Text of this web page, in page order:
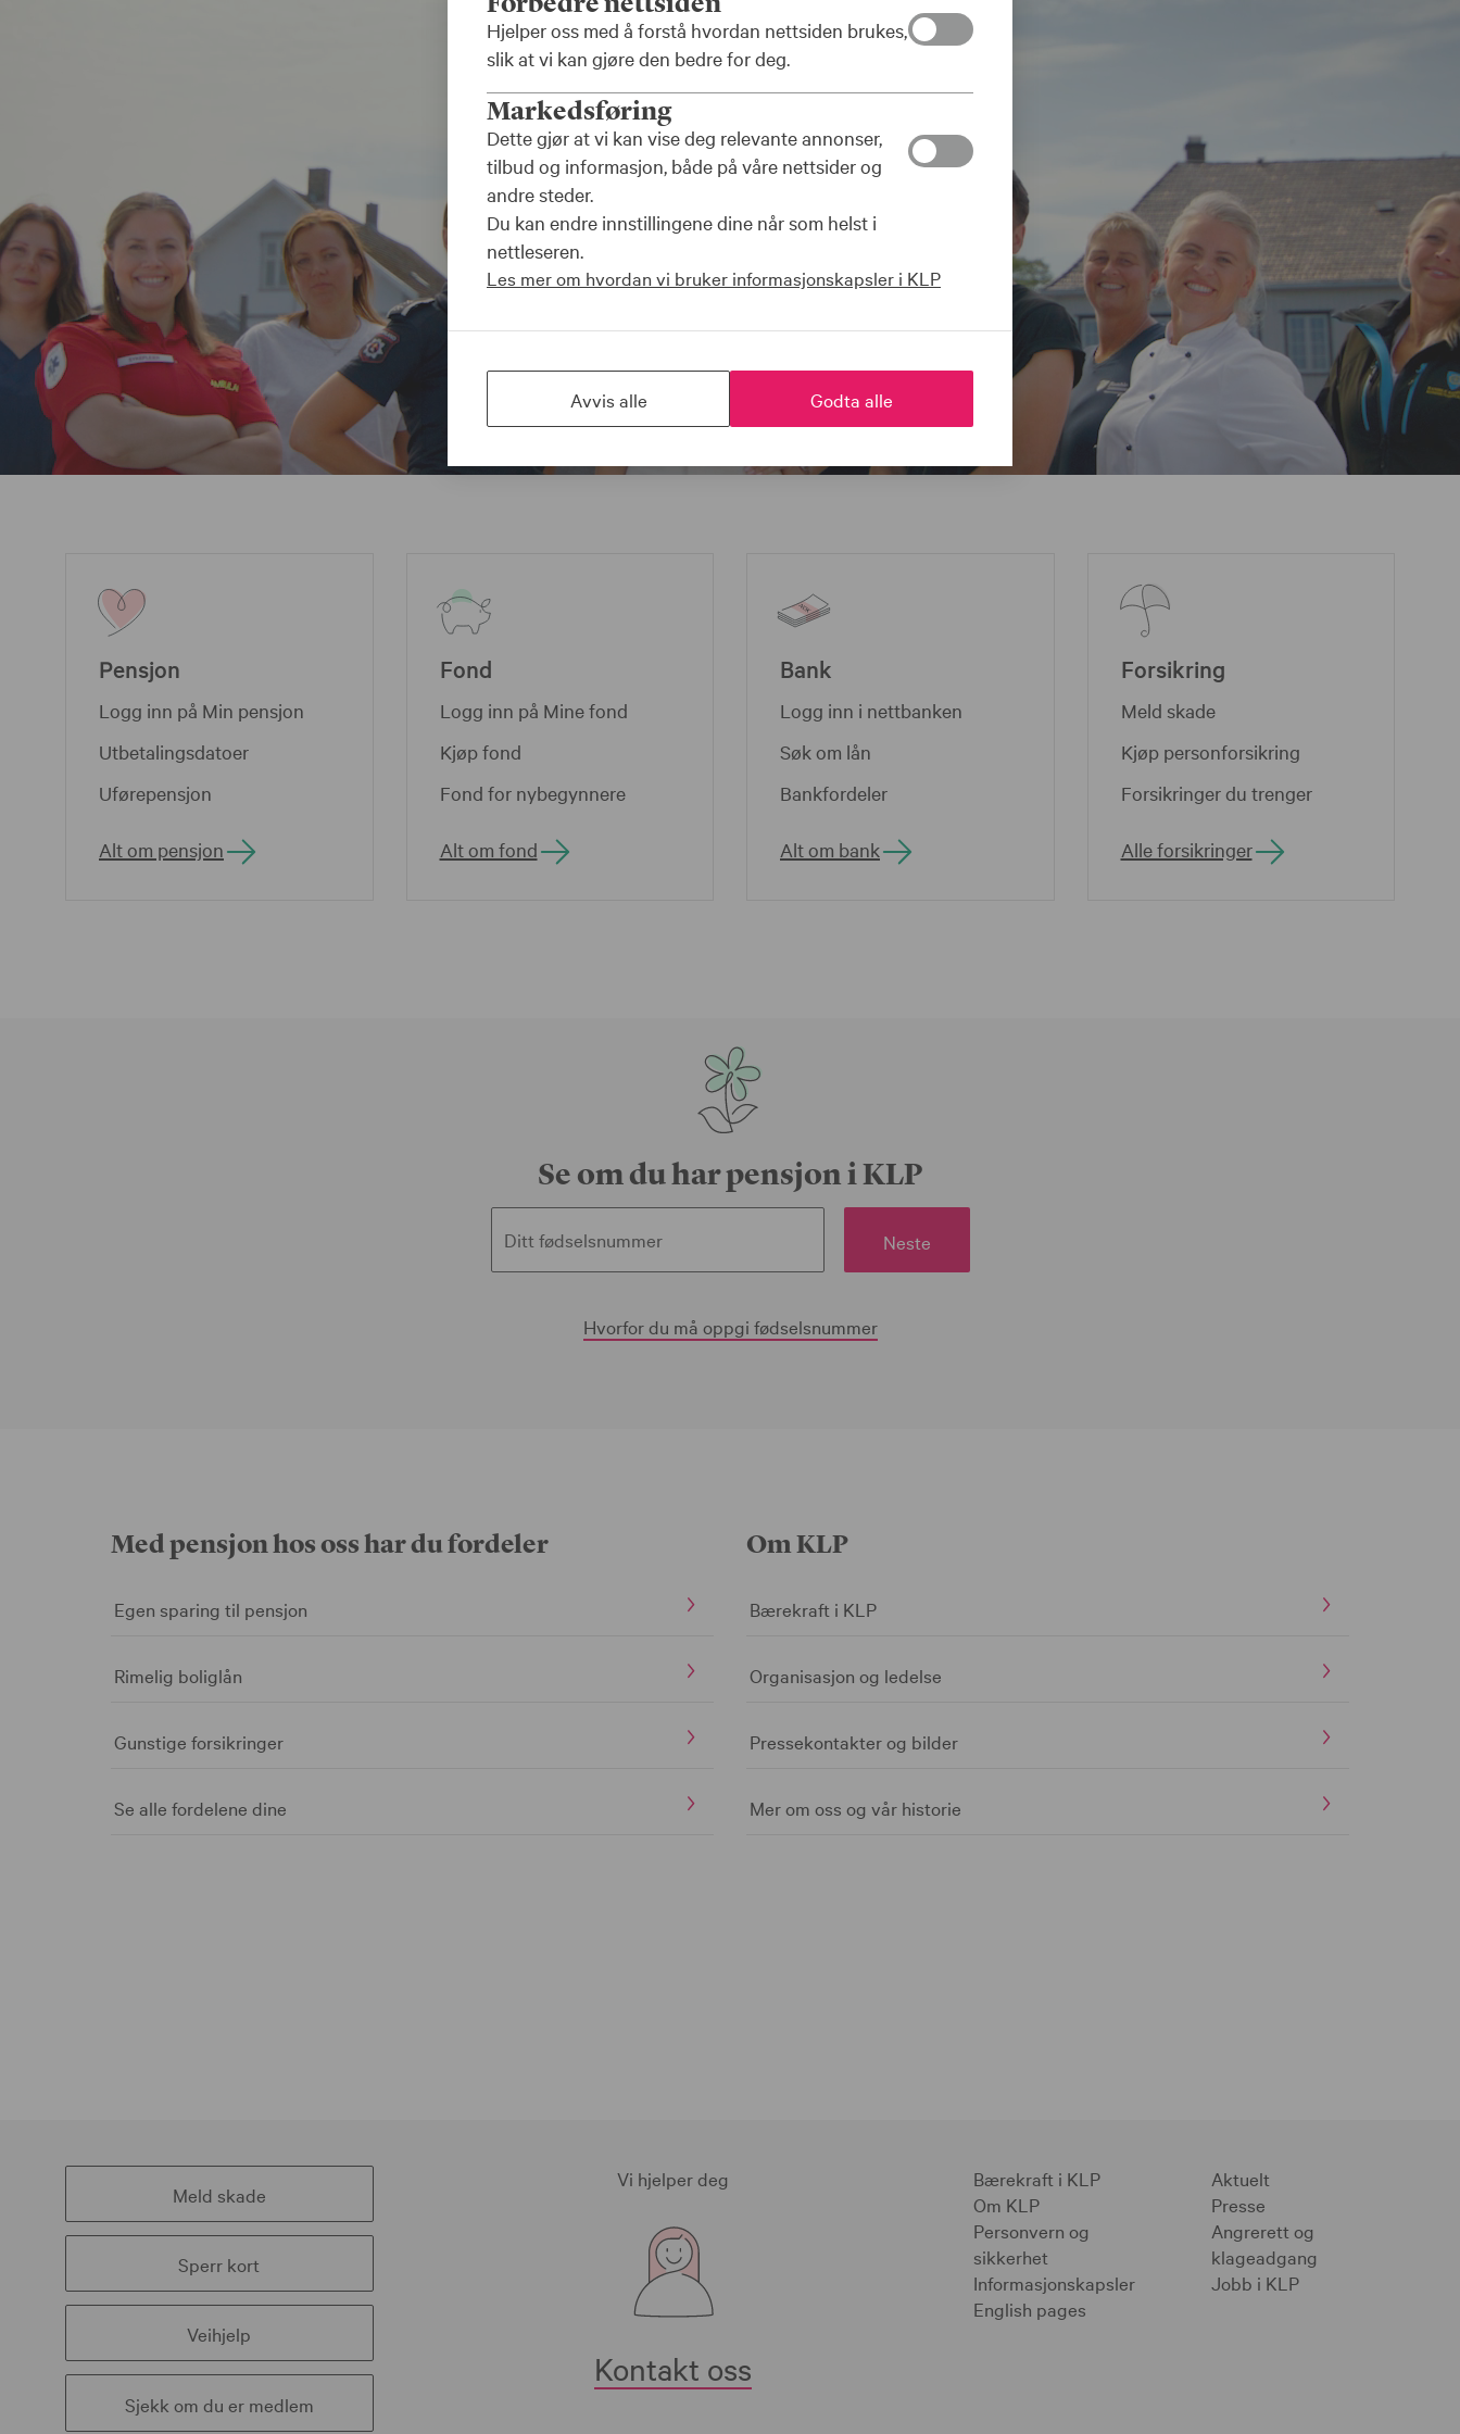
Pensjon
Logg inn på Min pensjon
Utbetalingsdatoer
Uførepensjon
Alt om pensjon
Fond
Logg inn på Mine fond
Kjøp fond
Fond for nybegynnere
Alt om fond
Bank
Logg inn i nettbanken
Søk om lån
Bankfordeler
Alt om bank
Forsikring
Meld skade
Kjøp personforsikring
Forsikringer du trenger
Alle forsikringer
Se om du har pensjon i KLP
Ditt fødselsnummer Neste
Hvorfor du må oppgi fødselsnummer
Med pensjon hos oss har du fordeler
Egen sparing til pensjon
Rimelig boliglån
Gunstige forsikringer
Se alle fordelene dine
Om KLP
Bærekraft i KLP
Organisasjon og ledelse
Pressekontakter og bilder
Mer om oss og vår historie
Meld skade
Sperr kort
Veihjelp
Sjekk om du er medlem
Vi hjelper deg
Kontakt oss
Bærekraft i KLP
Om KLP
Personvern og
sikkerhet
Informasjonskapsler
English pages
Aktuelt
Presse
Angrerett og
klageadgang
Jobb i KLP
Hjelper oss med å forstå hvordan nettsiden brukes,
slik at vi kan gjøre den bedre for deg.
Markedsføring
Dette gjør at vi kan vise deg relevante annonser,
tilbud og informasjon, både på våre nettsider og
andre steder.
Du kan endre innstillingene dine når som helst i
nettleseren.
Les mer om hvordan vi bruker informasjonskapsler i KLP
Avvis alle Godta alle